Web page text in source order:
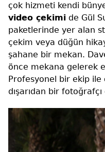
çok hizmeti kendi
video çekimi de Gül
paketlerinde yer alan
çekim veya düğün
şahane bir mekan.
önce mekana gelerek
Profesyonel bir ekip ile
dışarıdan bir